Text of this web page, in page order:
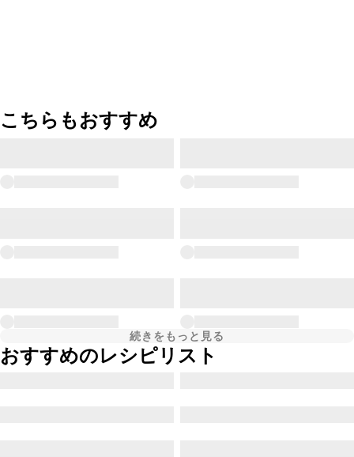
こちらもおすすめ
続きをもっと見る
おすすめのレシピリスト